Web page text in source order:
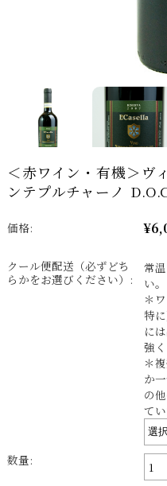
＜赤ワイン・有機＞ヴ
ンテプルチャーノ
価格:
クール便配送（必ずどち
らかをお選びください）:
常
い。
＊
特
に
強
＊
か
の
て
数量: